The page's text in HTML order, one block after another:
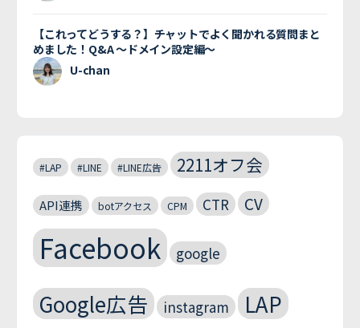
【これってどうする？】チャットでよく聞かれる質問まと
めました！Q&A 〜ドメイン設定編〜
U-chan
#LAP #LINE #LINE広告 2211オフ会
API連携 botアクセス CPM CTR CV
Facebook google
Google広告 instagram LAP